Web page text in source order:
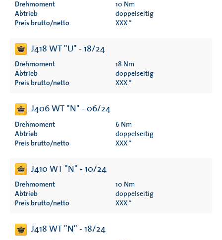
Drehmoment
10 Nm
Abtrieb
doppelseitig
Preis brutto/netto
XXX *
J418 WT "U" - 18/24
Drehmoment
18 Nm
Abtrieb
doppelseitig
Preis brutto/netto
XXX *
J406 WT "N" - 06/24
Drehmoment
6 Nm
Abtrieb
doppelseitig
Preis brutto/netto
XXX *
J410 WT "N" - 10/24
Drehmoment
10 Nm
Abtrieb
doppelseitig
Preis brutto/netto
XXX *
J418 WT "N" - 18/24